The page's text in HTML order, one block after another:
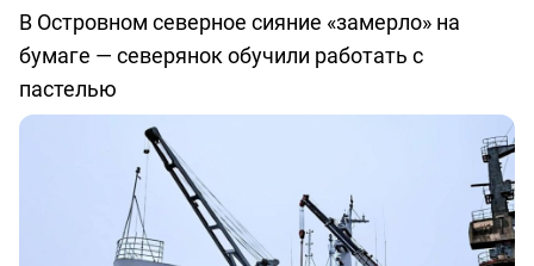
В Островном северное сияние «замерло» на
бумаге — северянок обучили работать с
пастелью